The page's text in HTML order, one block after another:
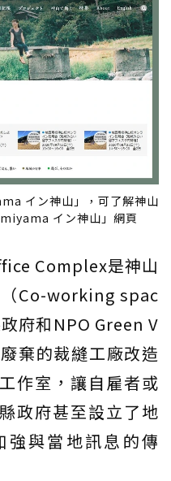
イン神山」，可了解神山
イン神山」網頁
Complex是神山
Co-working spac
府和NPO Green V
棄的裁縫工廠改造
作室，讓自雇者或
政府甚至設立了地
強與當地訊息的傳